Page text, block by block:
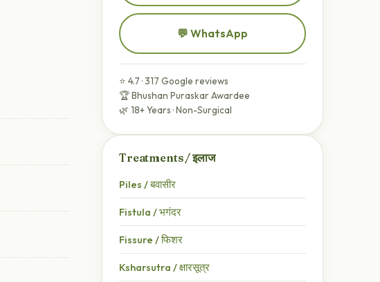
💬 WhatsApp
⭐ 4.7 · 317 Google reviews
🏆 Bhushan Puraskar Awardee
🌿 18+ Years · Non-Surgical
Treatments / इलाज
Piles / बवासीर
Fistula / भगंदर
Fissure / फिशर
Ksharsutra / क्षारसूत्र